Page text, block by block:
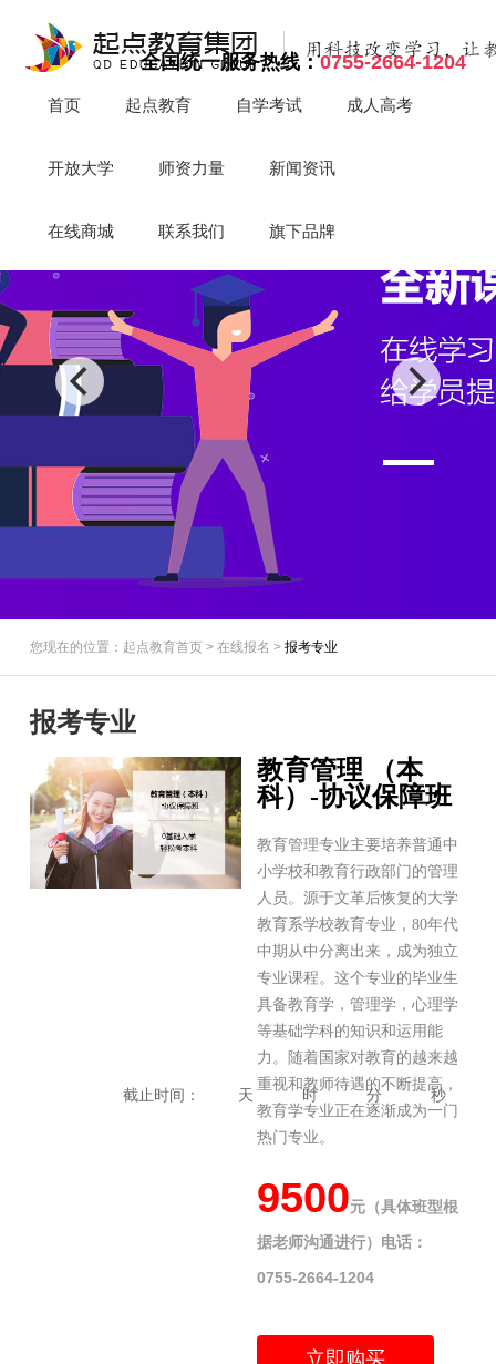
全国统一服务热线：0755-2664-1204
首页 起点教育 自学考试 成人高考
开放大学 师资力量 新闻资讯
在线商城 联系我们 旗下品牌
您现在的位置：起点教育首页 > 在线报名 > 报考专业
截止时间： 天 时 分 秒
报考专业
教育管理 （本
科）-协议保障班
教育管理专业主要培养普通中
小学校和教育行政部门的管理
人员。源于文革后恢复的大学
教育系学校教育专业，80年代
中期从中分离出来，成为独立
专业课程。这个专业的毕业生
具备教育学，管理学，心理学
等基础学科的知识和运用能
力。随着国家对教育的越来越
重视和教师待遇的不断提高，
教育学专业正在逐渐成为一门
热门专业。
9500元（具体班型根
据老师沟通进行）电话：
0755-2664-1204
立即购买